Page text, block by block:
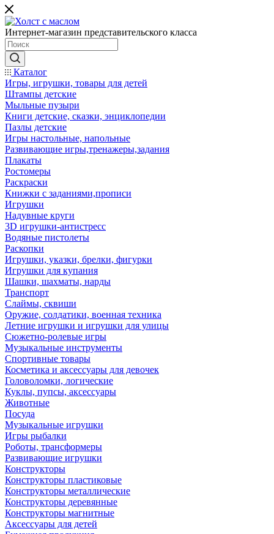
Интернет-магазин представительского класса
Каталог
Игры, игрушки, товары для детей
Штампы детские
Мыльные пузыри
Книги детские, сказки, энциклопедии
Пазлы детские
Игры настольные, напольные
Развивающие игры,тренажеры,задания
Плакаты
Ростомеры
Раскраски
Книжки с заданиями,прописи
Игрушки
Надувные круги
3D игрушки-антистресс
Водяные пистолеты
Раскопки
Игрушки, указки, брелки, фигурки
Игрушки для купания
Шашки, шахматы, нарды
Транспорт
Слаймы, сквиши
Оружие, солдатики, военная техника
Летние игрушки и игрушки для улицы
Сюжетно-ролевые игры
Музыкальные инструменты
Спортивные товары
Косметика и аксессуары для девочек
Головоломки, логические
Куклы, пупсы, аксессуары
Животные
Посуда
Музыкальные игрушки
Игры рыбалки
Роботы, трансформеры
Развивающие игрушки
Конструкторы
Конструкторы пластиковые
Конструкторы металлические
Конструкторы деревянные
Конструкторы магнитные
Аксессуары для детей